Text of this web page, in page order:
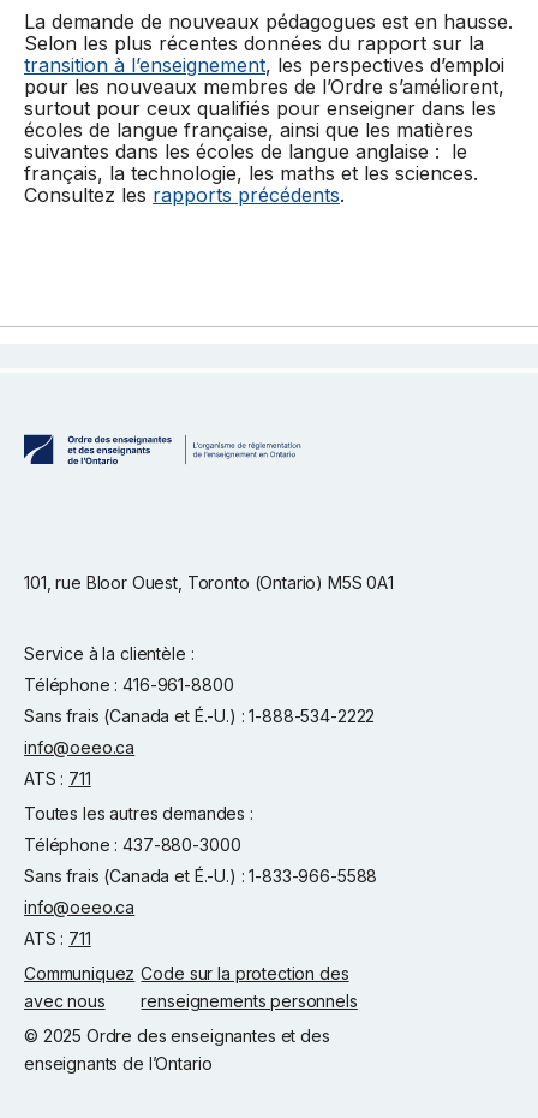
La demande de nouveaux pédagogues est en hausse.
Selon les plus récentes données du rapport sur la
transition à l’enseignement, les perspectives d’emploi
pour les nouveaux membres de l’Ordre s’améliorent,
surtout pour ceux qualifiés pour enseigner dans les
écoles de langue française, ainsi que les matières
suivantes dans les écoles de langue anglaise : le
français, la technologie, les maths et les sciences.
Consultez les rapports précédents.
101, rue Bloor Ouest, Toronto (Ontario) M5S 0A1
Service à la clientèle :
Téléphone : 416-961-8800
Sans frais (Canada et É.-U.) : 1-888-534-2222
info@oeeo.ca
ATS : 711
Toutes les autres demandes :
Téléphone : 437-880-3000
Sans frais (Canada et É.-U.) : 1-833-966-5588
info@oeeo.ca
ATS : 711
Communiquez
avec nous
Code sur la protection des
renseignements personnels
© 2025 Ordre des enseignantes et des
enseignants de l’Ontario